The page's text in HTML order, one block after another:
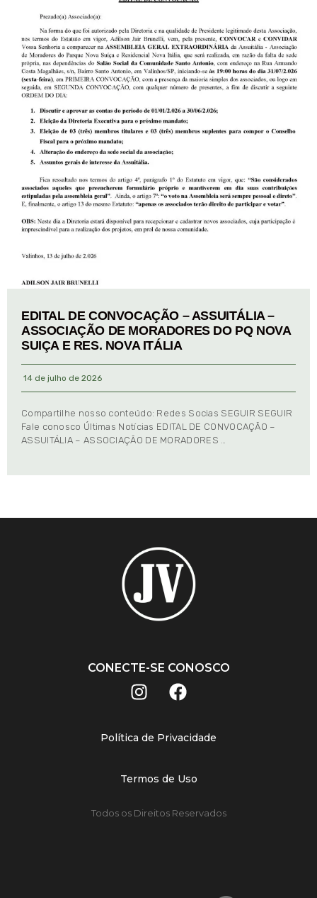
EDITAL DE CONVOCAÇÃO – ASSUITÁLIA –
ASSOCIAÇÃO DE MORADORES DO PQ NOVA
SUIÇA E RES. NOVA ITÁLIA
14 de julho de 2026
Compartilhe nosso conteúdo: Redes Socias SEGUIR SEGUIR
Fale conosco Últimas Notícias EDITAL DE CONVOCAÇÃO –
ASSUITÁLIA – ASSOCIAÇÃO DE MORADORES …
CONECTE-SE CONOSCO
Política de Privacidade
Termos de Uso
Todos os Direitos Reservados